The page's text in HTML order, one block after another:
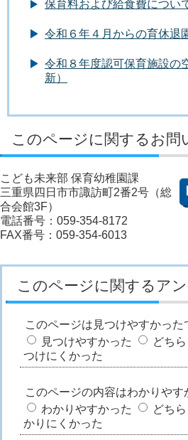
保育料および給食費につい
令和６年４月からの育休退
令和８年度認可保育施設の
新）
このページに関するお問
こども未来部 保育幼稚園課
三重県四日市市諏訪町2番2号（総
合会館3F）
電話番号：059-354-8172
FAX番号：059-354-6013
このページに関するアン
このページは見つけやすかった
見つけやすかった
どち
つけにくかった
このページの内容はわかりやす
わかりやすかった
どち
かりにくかった